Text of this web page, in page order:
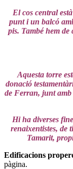
El cos central
punt i un balcó
pis. També hem de
Aquesta torre
donació
de Ferran, junt amb
Hi ha diverses
renaixentistes, de
Tamarit,
Edificacions
pàgina.